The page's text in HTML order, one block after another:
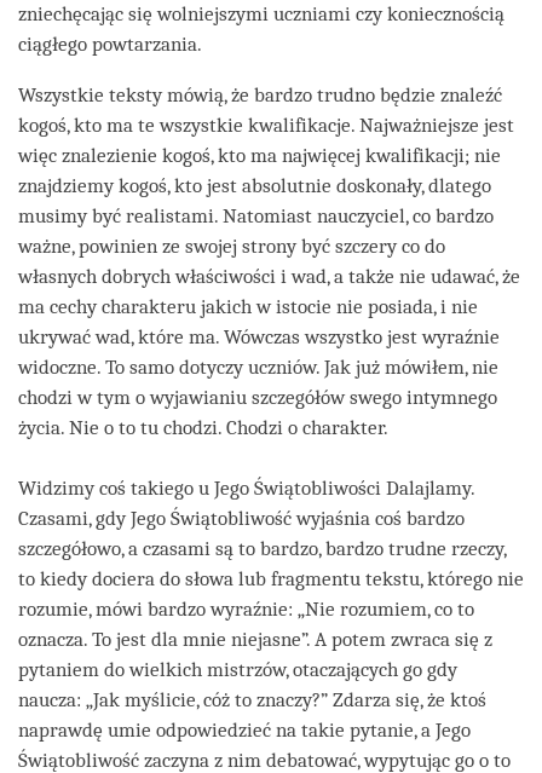
zniechęcając się wolniejszymi uczniami czy koniecznością
ciągłego powtarzania.
Wszystkie teksty mówią, że bardzo trudno będzie znaleźć
kogoś, kto ma te wszystkie kwalifikacje. Najważniejsze jest
więc znalezienie kogoś, kto ma najwięcej kwalifikacji; nie
znajdziemy kogoś, kto jest absolutnie doskonały, dlatego
musimy być realistami. Natomiast nauczyciel, co bardzo
ważne, powinien ze swojej strony być szczery co do
własnych dobrych właściwości i wad, a także nie udawać, że
ma cechy charakteru jakich w istocie nie posiada, i nie
ukrywać wad, które ma. Wówczas wszystko jest wyraźnie
widoczne. To samo dotyczy uczniów. Jak już mówiłem, nie
chodzi w tym o wyjawianiu szczegółów swego intymnego
życia. Nie o to tu chodzi. Chodzi o charakter.
Widzimy coś takiego u Jego Świątobliwości Dalajlamy.
Czasami, gdy Jego Świątobliwość wyjaśnia coś bardzo
szczegółowo, a czasami są to bardzo, bardzo trudne rzeczy,
to kiedy dociera do słowa lub fragmentu tekstu, którego nie
rozumie, mówi bardzo wyraźnie: „Nie rozumiem, co to
oznacza. To jest dla mnie niejasne”. A potem zwraca się z
pytaniem do wielkich mistrzów, otaczających go gdy
naucza: „Jak myślicie, cóż to znaczy?” Zdarza się, że ktoś
naprawdę umie odpowiedzieć na takie pytanie, a Jego
Świątobliwość zaczyna z nim debatować, wypytując go o to